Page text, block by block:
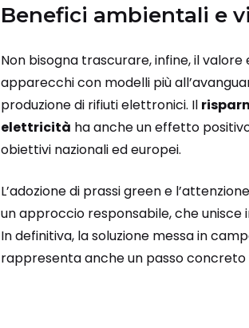
Benefici ambientali e
Non bisogna trascurare, infine, il
apparecchi con modelli più
produzione di rifiuti elettronici. Il
elettricità ha anche un effetto
obiettivi nazionali ed europei.
L’adozione di prassi green e
un approccio responsabile, che
In definitiva, la soluzione messa in
rappresenta anche un passo